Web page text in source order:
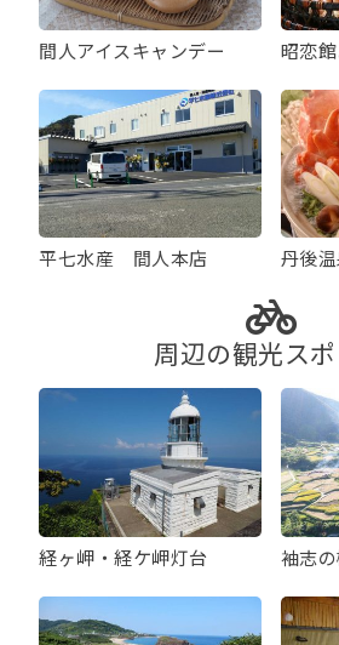
間人アイスキャンデー 昭恋
平七水産 間人本店 丹後
周辺の観光ス
経ヶ岬・経ケ岬灯台 袖志